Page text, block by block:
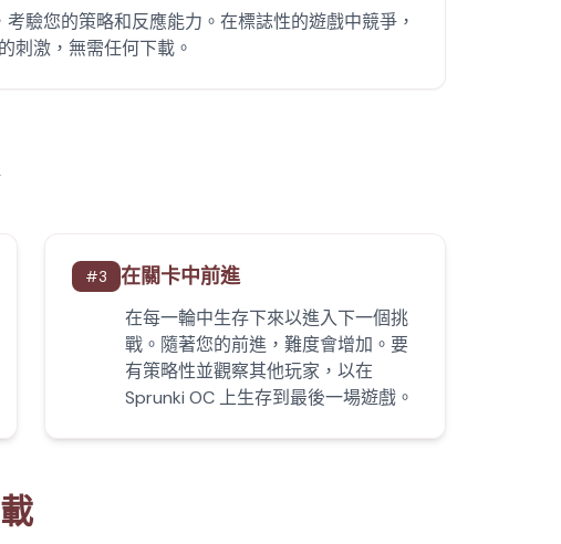
驗您的策略和反應能力。在標誌性的遊戲中競爭，
刺激，無需任何下載。
#3 在關卡中前進
在每一輪中生存下來以進入下一個挑
戰。隨著您的前進，難度會增加。要
有策略性並觀察其他玩家，以在
Sprunki OC 上生存到最後一場遊戲。